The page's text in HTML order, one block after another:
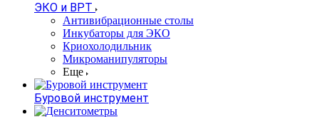
ЭКО и ВРТ
Антивибрационные столы
Инкубаторы для ЭКО
Криохолодильник
Микроманипуляторы
Еще
Буровой инструмент